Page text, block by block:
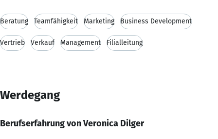
Beratung Teamfähigkeit Marketing Business Development
Vertrieb Verkauf Management Filialleitung
Werdegang
Berufserfahrung von Veronica Dilger